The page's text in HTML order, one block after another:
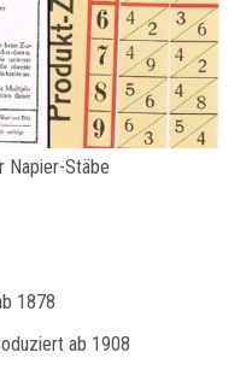
Napier-Stäbe
1878
ab 1908